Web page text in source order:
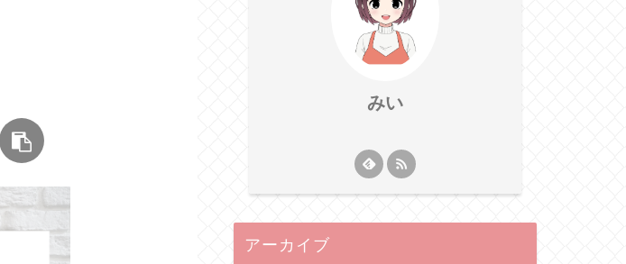
みい
アーカイブ